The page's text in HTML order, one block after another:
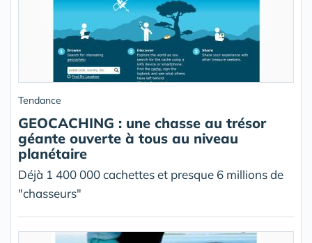
Tendance
GEOCACHING : une chasse au trésor
géante ouverte à tous au niveau
planétaire
Déjà 1 400 000 cachettes et presque 6 millions de
"chasseurs"